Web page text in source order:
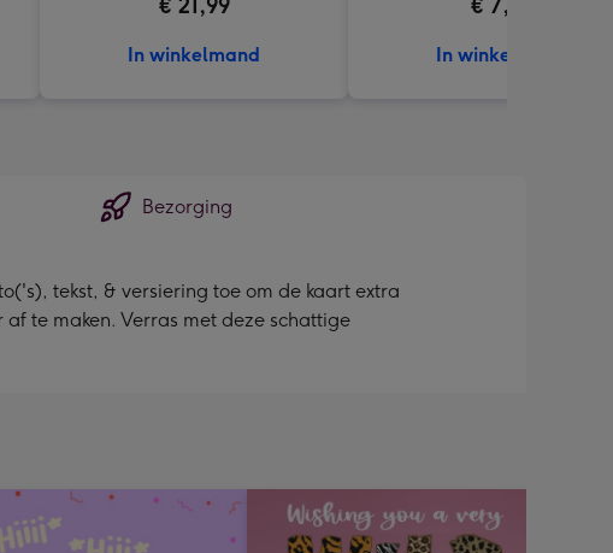
€ 21,99
In winkelmand
€ 7,99
In winkelmand
Bezorging
tekst, & versiering toe om de kaart extra
te maken. Verras met deze schattige